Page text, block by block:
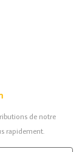
de notre
rapidement.